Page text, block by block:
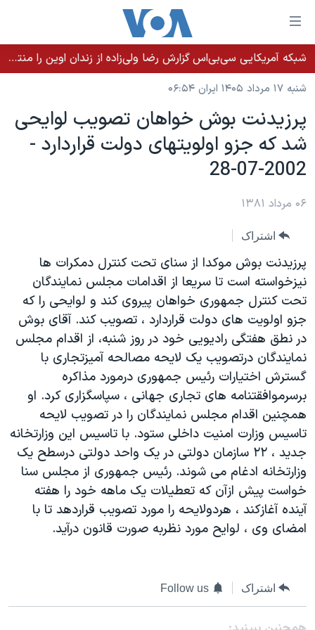
لینکهای
قابل
دسترسی
جهش
محتوای
اصلی
جهش
به
صفحه
جهش
جستجو
خانه
نسخه سبک وب‌سایت
موضوع ها
ایران
آمریکا
جهان
ویژه برنامه‌ها
ویدیوها
فرهنگ و زندگی
حقوق شهروندی
اقتصادی
علم و فناوری
اسرائیل در جنگ
گالری عکس
آرشیو پخش زنده
برنامه های تلویزیونی
جدول برنامه ها
صفحه‌های ویژه
۲۵۰سالگی آمریکا
بایگانی برنامه‌های تلویزیونی
مستندها
انتخابات ریاست جمهوری آمریکا ۲۰۲۴
حمله جمهوری اسلامی به اسرائیل
رمز مهسا
ورزش زنان در ایران
اعتراضات زن، زندگی، آزادی
مجموعه مستندهای دادخواهی
تریبونال مردمی آبان ۹۸
دادگاه حمید نوری
قانون شفافیت دارائی کادر رهبری ایران
اعتراضات مردمی آبان ۹۸
فرکانس‌های صدای آمریکا
یادگیری زبان انگلیسی
دنبال کنید
زبانهای مختلف
شبکه آمریکایی سی‌بی‌‌اس گزارش رضا ولی‌زاده از زندان اوین را منتشر کرد؛ کامران حکمتی پیش از آغاز شیمی‌درمانی به زندان بازگردانده شد
شنبه ۱۷ مرداد ۱۴۰۵ ایران ۰۶:۵۴
پرزيدنت بوش خواهان تصويب لوايحی
شد که جزو اولويتهای دولت قراردارد -
2002-07-28
۰۶ مرداد ۱۳۸۱
اشتراک
پرزيدنت بوش موکدا از سنای تحت کنترل دمکرات ها
نيزخواسته است تا سريعا از اقدامات مجلس نمايندگان
تحت کنترل جمهوری خواهان پيروی کند و لوايحی را که
جزو اولويت های دولت قراردارد ، تصويب کند. آقای بوش
در نطق هفتگی راديويی خود در روز شنبه، از اقدام مجلس
نمايندگان درتصويب يک لايحه مصالحه آميزتجاری با
گسترش اختيارات رئيس جمهوری درمورد مذاکره
برسرموافقتنامه های تجاری جهانی ، سپاسگزاری کرد. او
همچنين اقدام مجلس نمايندگان را در تصويب لايحه
تاسيس وزارت امنيت داخلی ستود. با تاسيس اين وزارتخانه
جديد ، ۲۲ سازمان دولتی در يک واحد دولتی درسطح يک
وزارتخانه ادغام می شوند. رئيس جمهوری از مجلس سنا
خواست پيش ازآن که تعطيلات يک ماهه خود را هفته
آينده آغازکند ، هردولايحه را مورد تصويب قراردهد تا با
امضای وی ، لوايح مورد نظربه صورت قانون درآيد.
اشتراک Follow us